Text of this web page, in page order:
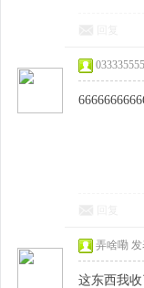
弄啥嘞 发
这东西我收